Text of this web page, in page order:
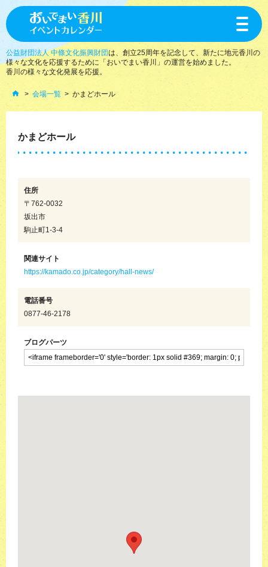
toggle
公益財団法人 中條文化振興財団は、創立25周年を記念して、新たに地元香川の
様々な文化を応援するために「おいでまい香川」の運営を始めました。
香川の様々な文化発展を応援。
会場一覧 かまどホール
かまどホール
住所
〒762-0032
坂出市
駒止町1-3-4
関連サイト
https://kamado.co.jp/category/hall-news/
電話番号
0877-46-2178
ブログパーツ